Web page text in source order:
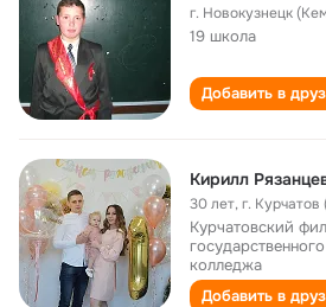
г. Новокузнецк
19 школа
Добавить в
Кирилл
30 лет,г.
Курчатовский
колледжа
Добавить в